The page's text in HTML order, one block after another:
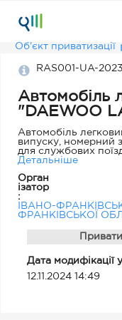
Об'єкт приватизації
RAS001-UA-
Автомобіль
"DAEWOO
Автомобіль
випуску, номерний
для службових
та заміни окремих
Детальніше
Орган
ізатор
:
ІВАНО-
ФРАНКІВСЬКОЇ
Дата модифікації
12.11.2024 14:49